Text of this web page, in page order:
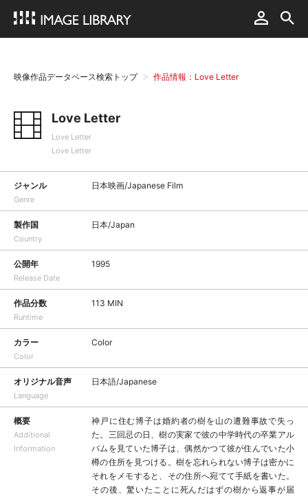
映像作品データベース検索トップ 作品情報：Love Letter
Love Letter
Love Letter
Love Letter
ジャンル
Genre
日本映画/Japanese Film
製作国
Country
日本/Japan
公開年
Release Date
1995
作品分数
Runtime
113 MIN
カラー
Color
Color
オリジナル音声
Language
日本語/Japanese
概要
Additional
Information
神戸に住む博子は婚約者の樹を山の遭難事故で失っ
た。三回忌の日、樹の実家で彼の中学時代の卒業アル
バムを見ていた博子は、偶然かつて彼が住んでいた小
樽の住所を見つける。樹を忘れられない博子は密かに
それをメモすると、その住所へ宛てて手紙を書いた。
その後、驚いたことに死んだはずの樹から返事が届